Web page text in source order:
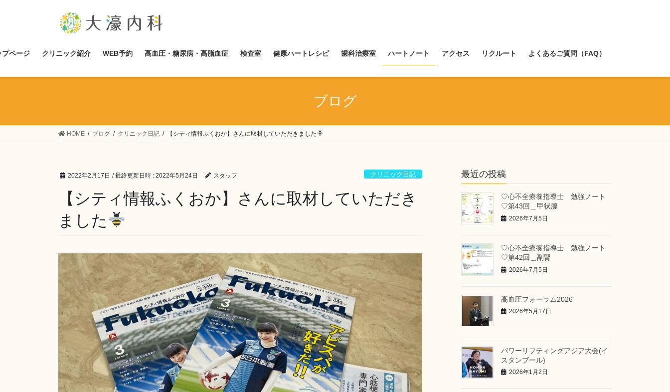
ツ
ス
シ
ン
プページ クリニック紹介 WEB予約 高血圧・糖尿病・高脂血症 検査室 健康ハートレシピ 歯科治療室 ハートノート アクセス リクルート よくあるご質問（FAQ）
ブログ
HOME ブログ クリニック日記 【シティ情報ふくおか】さんに取材していただきました
2022年2月17日 / 最終更新日時 : 2022年5月24日 スタッフ クリニック日記
【シティ情報ふくおか】さんに取材していただき
ました
最近の投稿
♡心不全療養指導士 勉強ノート
♡第43回＿甲状腺
2026年7月5日
♡心不全療養指導士 勉強ノート
♡第42回＿副腎
2026年7月5日
高血圧フォーラム2026
2026年5月17日
パワーリフティングアジア大会(イ
スタンブール)
2026年1月2日